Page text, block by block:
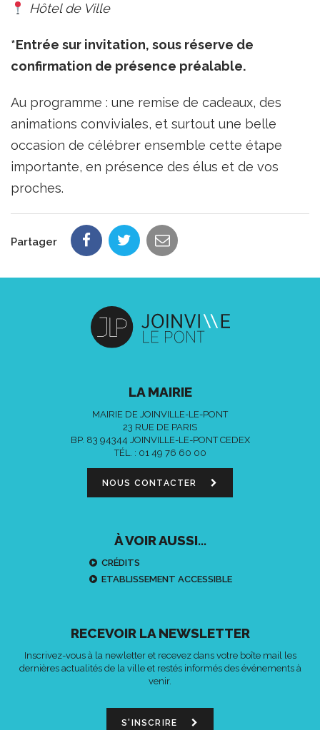
Hôtel de Ville
*Entrée sur invitation, sous réserve de
confirmation de présence préalable.
Au programme : une remise de cadeaux, des
animations conviviales, et surtout une belle
occasion de célébrer ensemble cette étape
importante, en présence des élus et de vos
proches.
Partager
LA MAIRIE
MAIRIE DE JOINVILLE-LE-PONT
23 RUE DE PARIS
BP. 83 94344 JOINVILLE-LE-PONT CEDEX
TÉL. : 01 49 76 60 00
NOUS CONTACTER
À VOIR AUSSI...
CRÉDITS
ETABLISSEMENT ACCESSIBLE
RECEVOIR LA NEWSLETTER
Inscrivez-vous à la newletter et recevez dans votre boîte mail les
dernières actualités de la ville et restés informés des événements à
venir.
S'INSCRIRE